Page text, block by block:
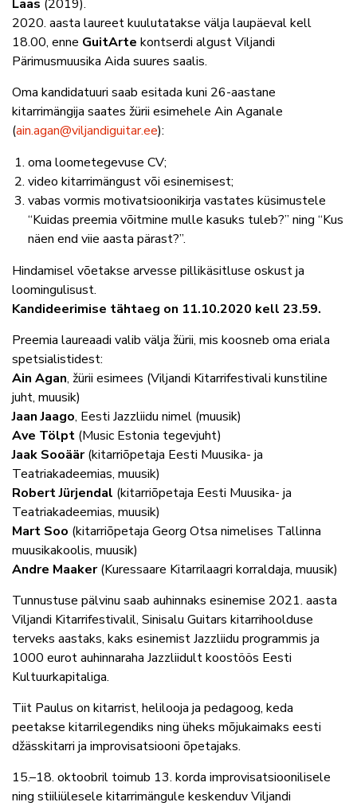
Laas (2019).
2020. aasta laureet kuulutatakse välja laupäeval kell
18.00, enne GuitArte kontserdi algust Viljandi
Pärimusmuusika Aida suures saalis.
Oma kandidatuuri saab esitada kuni 26-aastane
kitarrimängija saates žürii esimehele Ain Aganale
(ain.agan@viljandiguitar.ee):
oma loometegevuse CV;
video kitarrimängust või esinemisest;
vabas vormis motivatsioonikirja vastates küsimustele
“Kuidas preemia võitmine mulle kasuks tuleb?” ning “Kus
näen end viie aasta pärast?”.
Hindamisel võetakse arvesse pillikäsitluse oskust ja
loomingulisust.
Kandideerimise tähtaeg on 11.10.2020 kell 23.59.
Preemia laureaadi valib välja žürii, mis koosneb oma eriala
spetsialistidest:
Ain Agan, žürii esimees (Viljandi Kitarrifestivali kunstiline
juht, muusik)
Jaan Jaago, Eesti Jazzliidu nimel (muusik)
Ave Tölpt (Music Estonia tegevjuht)
Jaak Sooäär(kitarriõpetaja Eesti Muusika- ja
Teatriakadeemias, muusik)
Robert Jürjendal (kitarriõpetaja Eesti Muusika- ja
Teatriakadeemias, muusik)
Mart Soo (kitarriõpetaja Georg Otsa nimelises Tallinna
muusikakoolis, muusik)
Andre Maaker(Kuressaare Kitarrilaagri korraldaja, muusik)
Tunnustuse pälvinu saab auhinnaks esinemise 2021. aasta
Viljandi Kitarrifestivalil, Sinisalu Guitars kitarrihoolduse
terveks aastaks, kaks esinemist Jazzliidu programmis ja
1000 eurot auhinnaraha Jazzliidult koostöös Eesti
Kultuurkapitaliga.
Tiit Paulus on kitarrist, helilooja ja pedagoog, keda
peetakse kitarrilegendiks ning üheks mõjukaimaks eesti
džässkitarri ja improvisatsiooni õpetajaks.
15.–18. oktoobril toimub 13. korda improvisatsioonilisele
ning stiiliülesele kitarrimängule keskenduv Viljandi